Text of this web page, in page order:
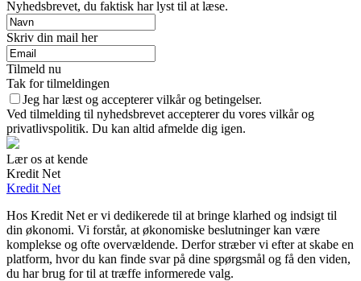
Nyhedsbrevet, du faktisk har lyst til at læse.
Skriv din mail her
Tilmeld nu
Tak for tilmeldingen
Jeg har læst og accepterer vilkår og betingelser.
Ved tilmelding til nyhedsbrevet accepterer du vores vilkår og
privatlivspolitik. Du kan altid afmelde dig igen.
Lær os at kende
Kredit Net
Kredit Net
Hos Kredit Net er vi dedikerede til at bringe klarhed og indsigt til
din økonomi. Vi forstår, at økonomiske beslutninger kan være
komplekse og ofte overvældende. Derfor stræber vi efter at skabe en
platform, hvor du kan finde svar på dine spørgsmål og få den viden,
du har brug for til at træffe informerede valg.